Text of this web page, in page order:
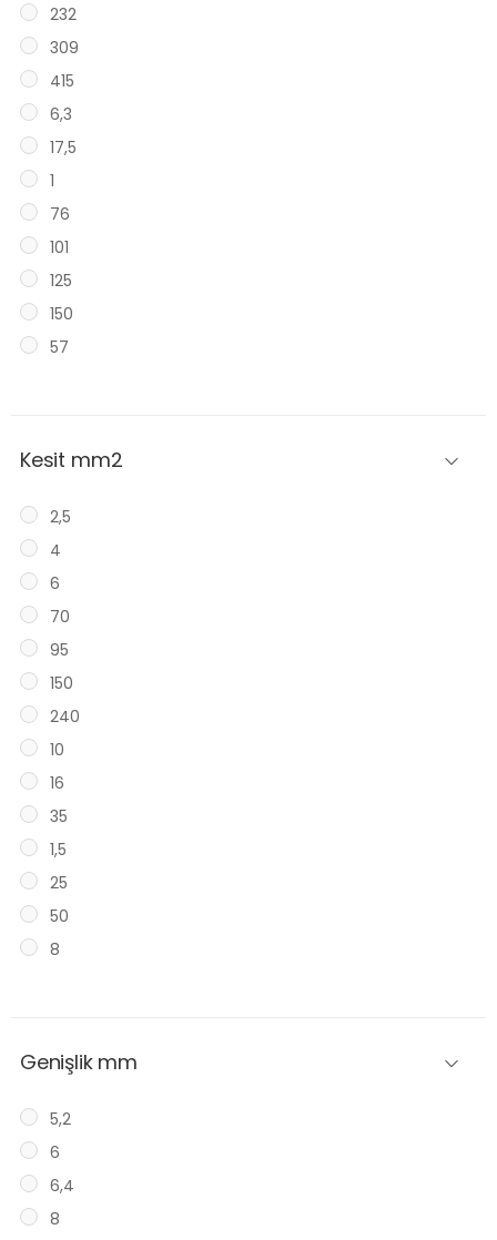
232
309
415
6,3
17,5
1
76
101
125
150
57
Kesit mm2
2,5
4
6
70
95
150
240
10
16
35
1,5
25
50
8
Genişlik mm
5,2
6
6,4
8